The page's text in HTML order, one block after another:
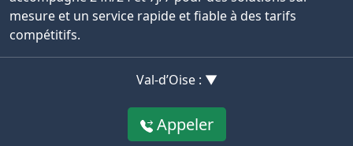
mesure et un service rapide et fiable à des tarifs
compétitifs.
Val-d’Oise : ▼
Appeler